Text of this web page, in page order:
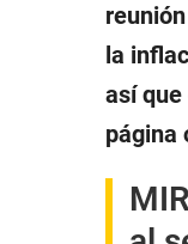
la
así
página